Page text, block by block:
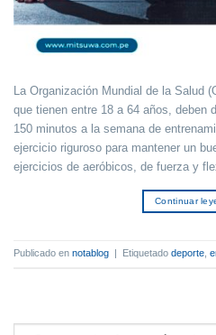
La Organización Mundial de la Salud
que tienen entre 18 a 64 años, deben
150 minutos a la semana de
ejercicio riguroso para mantener un
ejercicios de aeróbicos, de fuerza y
Continuar
Publicado en notablog Etiquetado deporte,